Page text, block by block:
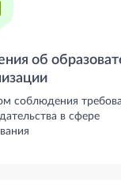
об
соблюдения
в сфере